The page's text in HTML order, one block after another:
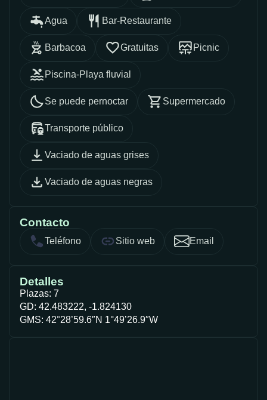
Agua Bar-Restaurante
Barbacoa Gratuitas Picnic
Piscina-Playa fluvial
Se puede pernoctar Supermercado
Transporte público
Vaciado de aguas grises
Vaciado de aguas negras
Contacto
Teléfono Sitio web Email
Detalles
Plazas: 7
GD: 42.483222, -1.824130
GMS: 42°28’59.6″N 1°49’26.9″W